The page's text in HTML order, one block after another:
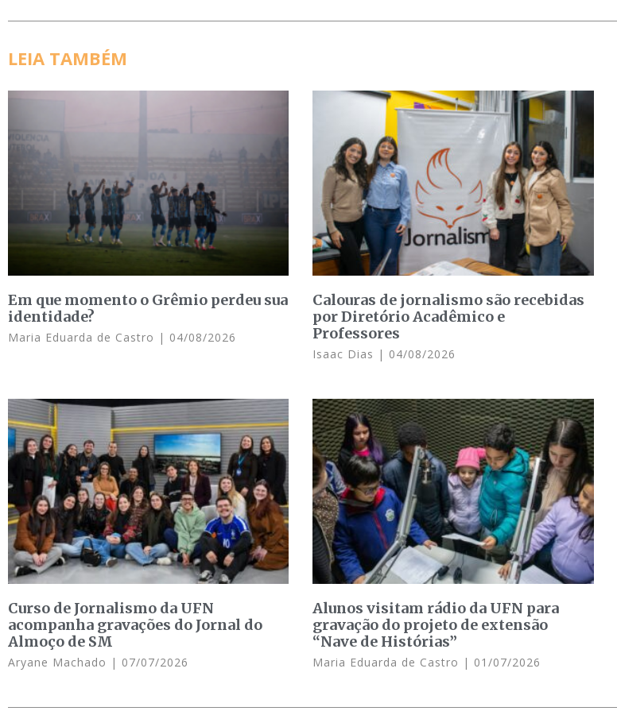
LEIA TAMBÉM
Em que momento o Grêmio perdeu sua
identidade?
Maria Eduarda de Castro 04/08/2026
Calouras de jornalismo são recebidas
por Diretório Acadêmico e
Professores
Isaac Dias 04/08/2026
Curso de Jornalismo da UFN
acompanha gravações do Jornal do
Almoço de SM
Aryane Machado 07/07/2026
Alunos visitam rádio da UFN para
gravação do projeto de extensão
“Nave de Histórias”
Maria Eduarda de Castro 01/07/2026